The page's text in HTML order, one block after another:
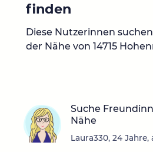
finden
Diese Nutzerinnen
der Nähe von 14715
Suche
Nähe
Laura330, 24